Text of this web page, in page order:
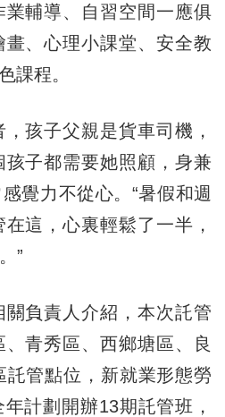
輔導、自習空間一應俱
、心理小課堂、安全教
課程。
子父親是貨車司機，
子都需要她照顧，身兼
覺力不從心。“暑假和週
這，心裏輕鬆了一半，
”
負責人介紹，本次託管
青秀區、西鄉塘區、良
託管點位，新就業形態勞
計劃開辦13期託管班，